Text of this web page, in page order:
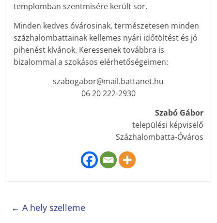
templomban szentmisére került sor.
Minden kedves óvárosinak, természetesen minden
százhalombattainak kellemes nyári időtöltést és jó
pihenést kívánok. Keressenek továbbra is
bizalommal a szokásos elérhetőségeimen:
szabogabor@mail.battanet.hu
06 20 222-2930
Szabó Gábor
települési képviselő
Százhalombatta-Óváros
← A hely szelleme